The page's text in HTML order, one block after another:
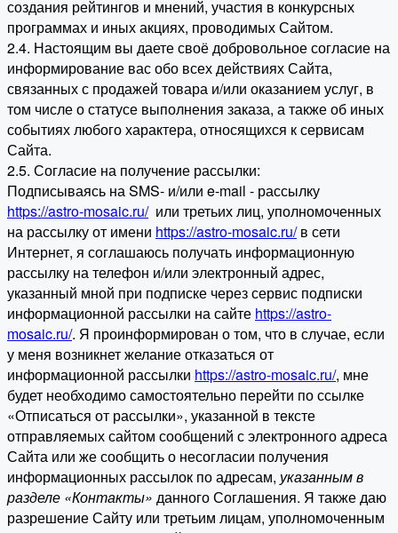
создания рейтингов и мнений, участия в конкурсных
программах и иных акциях, проводимых Сайтом.
2.4. Настоящим вы даете своё добровольное согласие на
информирование вас обо всех действиях Сайта,
связанных с продажей товара и/или оказанием услуг, в
том числе о статусе выполнения заказа, а также об иных
событиях любого характера, относящихся к сервисам
Сайта.
2.5. Согласие на получение рассылки:
Подписываясь на SMS- и/или e-mail - рассылку
https://astro-mosaic.ru/или третьих лиц, уполномоченных
на рассылку от имени https://astro-mosaic.ru/в сети
Интернет, я соглашаюсь получать информационную
рассылку на телефон и/или электронный адрес,
указанный мной при подписке через сервис подписки
информационной рассылки на сайте https://astro-
mosaic.ru/. Я проинформирован о том, что в случае, если
у меня возникнет желание отказаться от
информационной рассылки https://astro-mosaic.ru/, мне
будет необходимо самостоятельно перейти по ссылке
«Отписаться от рассылки», указанной в тексте
отправляемых сайтом сообщений с электронного адреса
Сайта или же сообщить о несогласии получения
информационных рассылок по адресам, указанным в
разделе «Контакты» данного Соглашения. Я также даю
разрешение Сайту или третьим лицам, уполномоченным